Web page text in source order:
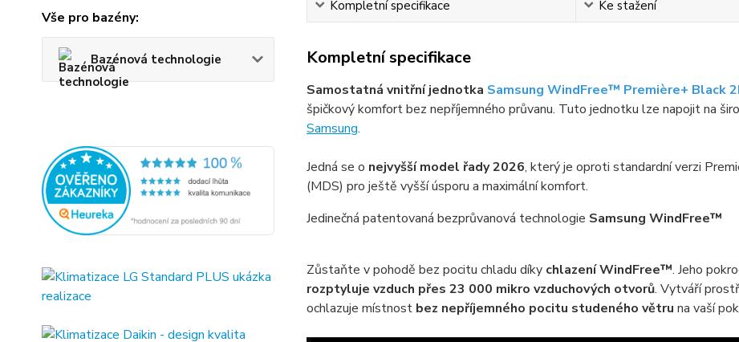
Vše pro bazény:
Bazénová technologie
Kompletní specifikace Ke stažení
Kompletní specifikace
Samostatná vnitřní jednotka Samsung WindFree™ Première+ Black
špičkový komfort bez nepříjemného průvanu. Tuto jednotku lze napojit na
Samsung.
Jedná se o nejvyšší model řady 2026, který je oproti standardní verzi
(MDS) pro ještě vyšší úsporu a maximální komfort.
Jedinečná patentovaná bezprůvanová technologie Samsung WindFree™
Zůstaňte v pohodě bez pocitu chladu díky chlazení WindFree™. Jeho
rozptyluje vzduch přes 23 000 mikro vzduchových otvorů. Vytváří
ochlazuje místnost bez nepříjemného pocitu studeného větru na vaší